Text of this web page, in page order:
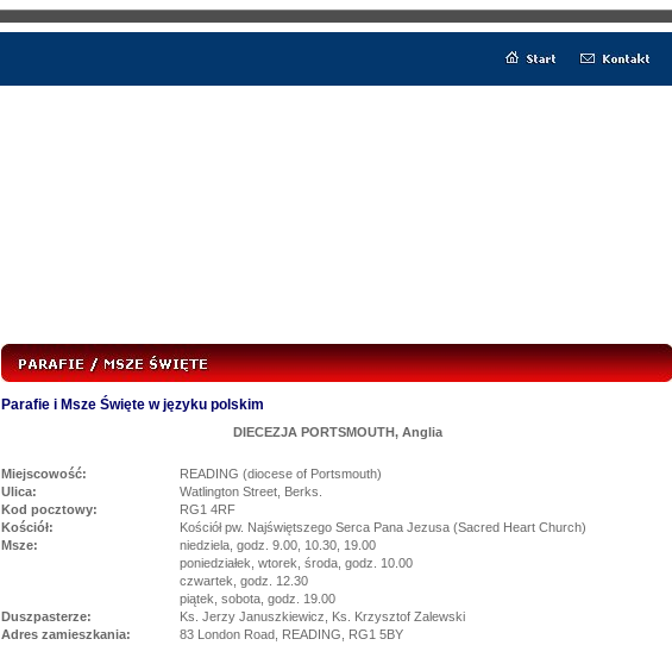
Parafie i Msze Święte w języku polskim
DIECEZJA PORTSMOUTH, Anglia
Miejscowość:
READING (diocese of Portsmouth)
Ulica:
Watlington Street, Berks.
Kod pocztowy:
RG1 4RF
Kościół:
Kościół pw. Najświętszego Serca Pana Jezusa (Sacred Heart Church)
Msze:
niedziela, godz. 9.00, 10.30, 19.00
poniedziałek, wtorek, środa, godz. 10.00
czwartek, godz. 12.30
piątek, sobota, godz. 19.00
Duszpasterze:
Ks. Jerzy Januszkiewicz, Ks. Krzysztof Zalewski
Adres zamieszkania:
83 London Road, READING, RG1 5BY